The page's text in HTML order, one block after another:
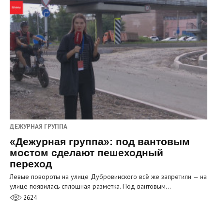
ДЕЖУРНАЯ ГРУППА
«Дежурная группа»: под вантовым
мостом сделают пешеходный
переход
Левые повороты на улице Дубровинского всё же запретили — на
улице появилась сплошная разметка. Под вантовым…
2624